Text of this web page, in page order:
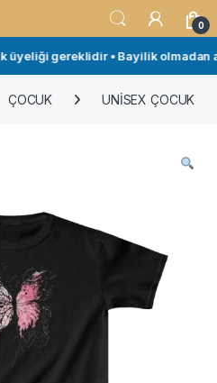
0
gereklidir • Bayilik olmadan
ÇOCUK UNİSEX ÇOCUK